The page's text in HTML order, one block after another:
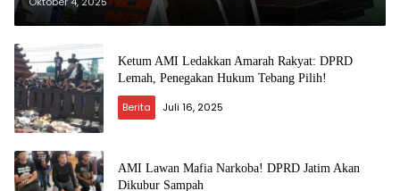
Ketum AMI Ledakkan Amarah Rakyat: DPRD
Lemah, Penegakan Hukum Tebang Pilih!
Berita Juli 16, 2025
AMI Lawan Mafia Narkoba! DPRD Jatim Akan
Dikubur Sampah